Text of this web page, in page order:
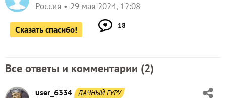
Россия 29 мая 2024, 12:08
Сказать спасибо! 18
Все ответы и комментарии (2)
user_6334 ДАЧНЫЙ ГУРУ